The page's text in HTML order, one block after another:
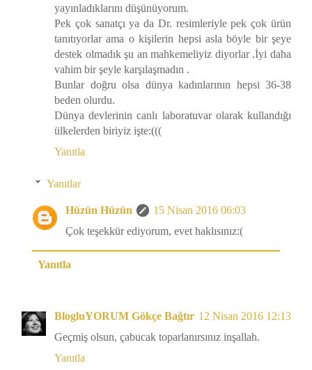
yayınladıklarını düşünüyorum.
Pek çok sanatçı ya da Dr. resimleriyle pek çok ürün
tanıtıyorlar ama o kişilerin hepsi asla böyle bir şeye
destek olmadık şu an mahkemeliyiz diyorlar .İyi daha
vahim bir şeyle karşılaşmadın .
Bunlar doğru olsa dünya kadınlarının hepsi 36-38
beden olurdu.
Dünya devlerinin canlı laboratuvar olarak kullandığı
ülkelerden biriyiz işte:(((
Yanıtla
Yanıtlar
Hüzün Hüzün
15 Nisan 2016 06:03
Çok teşekkür ediyorum, evet haklısınız:(
Yanıtla
BlogluYORUM Gökçe Bağtır 12 Nisan 2016 12:13
Geçmiş olsun, çabucak toparlanırsınız inşallah.
Yanıtla